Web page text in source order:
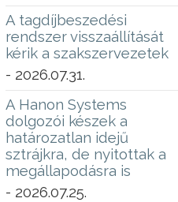
A tagdíjbeszedési
rendszer visszaállítását
kérik a szakszervezetek
- 2026.07.31.
A Hanon Systems
dolgozói készek a
határozatlan idejű
sztrájkra, de nyitottak a
megállapodásra is
- 2026.07.25.